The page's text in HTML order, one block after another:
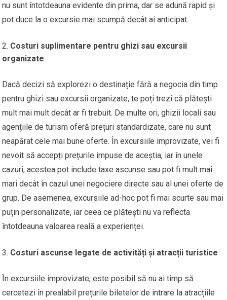
nu sunt întotdeauna evidente din prima, dar se adună rapid și
pot duce la o excursie mai scumpă decât ai anticipat.
Costuri suplimentare pentru ghizi sau excursii
organizate
Dacă decizi să explorezi o destinație fără a negocia din timp
pentru ghizi sau excursii organizate, te poți trezi că plătești
mult mai mult decât ar fi trebuit. De multe ori, ghizii locali sau
agențiile de turism oferă prețuri standardizate, care nu sunt
neapărat cele mai bune oferte. În excursiile improvizate, vei fi
nevoit să accepți prețurile impuse de aceștia, iar în unele
cazuri, acestea pot include taxe ascunse sau pot fi mult mai
mari decât în cazul unei negociere directe sau al unei oferte de
grup. De asemenea, excursiile ad-hoc pot fi mai scurte sau mai
puțin personalizate, iar ceea ce plătești nu va reflecta
întotdeauna valoarea reală a experienței.
Costuri ascunse legate de activități și atracții turistice
În excursiile improvizate, este posibil să nu ai timp să
cercetezi în prealabil prețurile biletelor de intrare la atracțiile